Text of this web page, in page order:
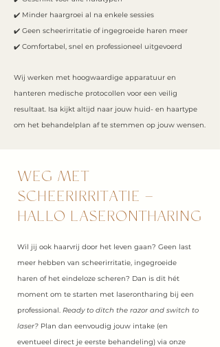
✔️ Minder haargroei al na enkele sessies
✔️ Geen scheerirritatie of ingegroeide haren meer
✔️ Comfortabel, snel en professioneel uitgevoerd
Wij werken met hoogwaardige apparatuur en
hanteren medische protocollen voor een veilig
resultaat. Isa kijkt altijd naar jouw huid- en haartype
om het behandelplan af te stemmen op jouw wensen.
WEG MET
SCHEERIRRITATIE –
HALLO LASERONTHARING
Wil jij ook haarvrij door het leven gaan? Geen last
meer hebben van scheerirritatie, ingegroeide
haren of het eindeloze scheren? Dan is dit hét
moment om te starten met laserontharing bij een
professional. Ready to ditch the razor and switch to
laser? Plan dan eenvoudig jouw intake (en
eventueel direct je eerste behandeling) via onze